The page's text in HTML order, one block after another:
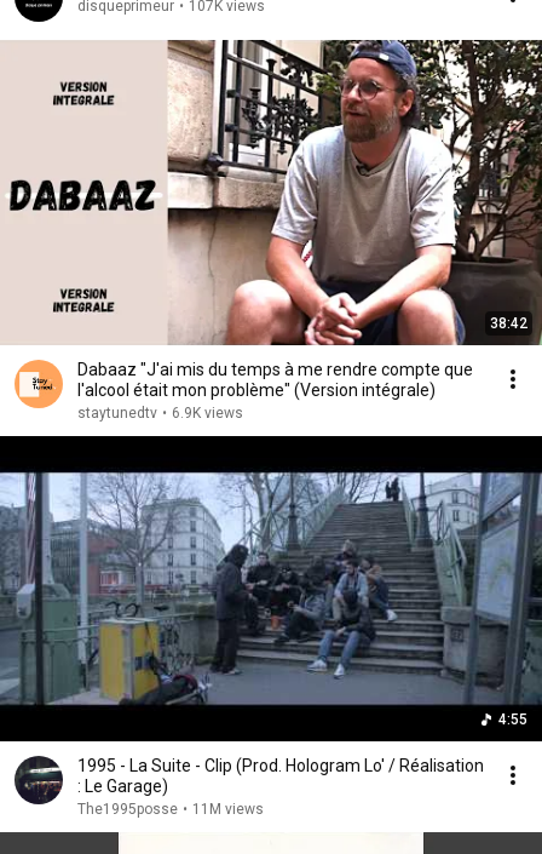
disqueprimeur • 107K views
38:42
Dabaaz "J'ai mis du temps à me rendre compte que
l'alcool était mon problème" (Version intégrale)
staytunedtv • 6.9K views
4:55
1995 - La Suite - Clip (Prod. Hologram Lo' / Réalisation
: Le Garage)
The1995posse • 11M views